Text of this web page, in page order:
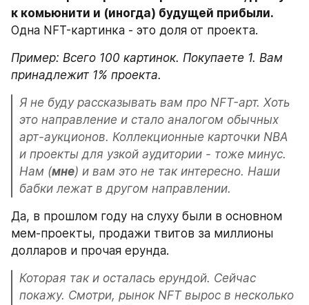
Одна NFT-картинка - это доля от проекта.
Пример: Всего 100 картинок. Покупаете 1. Вам
принадлежит 1% проекта.
Я не буду рассказывать вам про NFT-арт. Хоть
это направление и стало аналогом обычных
арт-аукционов. Коллекционные карточки NBA
и проекты для узкой аудитории - тоже минус.
Нам (мне) и вам это не так интересно. Наши
бабки лежат в другом направлении.
Да, в прошлом году на слуху были в основном
мем-проекты, продажи твитов за миллионы
долларов и прочая ерунда.
Которая так и осталась ерундой. Сейчас
покажу. Смотри, рынок NFT вырос в несколько